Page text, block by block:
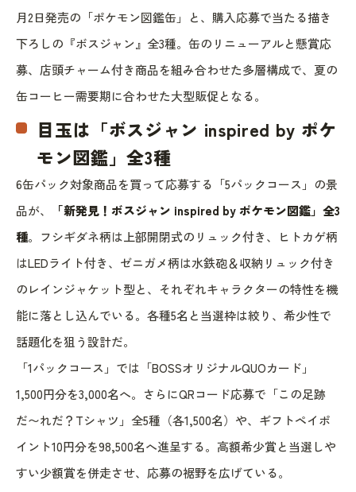
月2日発売の「ポケモン図鑑缶」と、購入応募で当たる描き
下ろしの『ボスジャン』全3種。缶のリニューアルと懸賞応
募、店頭チャーム付き商品を組み合わせた多層構成で、夏の
缶コーヒー需要期に合わせた大型販促となる。
目玉は「ボスジャン inspired by ポケ
モン図鑑」全3種
6缶パック対象商品を買って応募する「5パックコース」の景
品が、
「新発見！ボスジャン inspired by ポケモン図鑑」全3
種。フシギダネ柄は上部開閉式のリュック付き、ヒトカゲ柄
はLEDライト付き、ゼニガメ柄は水鉄砲＆収納リュック付き
のレインジャケット型と、それぞれキャラクターの特性を機
能に落とし込んでいる。各種5名と当選枠は絞り、希少性で
話題化を狙う設計だ。
「1パックコース」では「BOSSオリジナルQUOカード」
1,500円分を3,000名へ。さらにQRコード応募で「この足跡
だ〜れだ？Tシャツ」全5種（各1,500名）や、ギフトペイポ
イント10円分を98,500名へ進呈する。高額希少賞と当選しや
すい少額賞を併走させ、応募の裾野を広げている。